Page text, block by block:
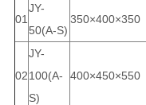
01
JY-
50(A-S)
350×400×350
02
JY-
100(A-
S)
400×450×550